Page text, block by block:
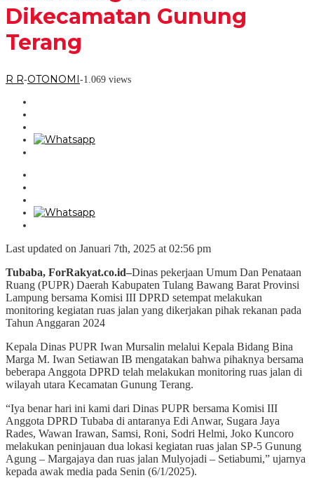
Dikecamatan Gunung
Terang
R R-OTONOMI-1.069 views
Last updated on Januari 7th, 2025 at 02:56 pm
Tubaba, ForRakyat.co.id–Dinas pekerjaan Umum Dan Penataan
Ruang (PUPR) Daerah Kabupaten Tulang Bawang Barat Provinsi
Lampung bersama Komisi III DPRD setempat melakukan
monitoring kegiatan ruas jalan yang dikerjakan pihak rekanan pada
Tahun Anggaran 2024
Kepala Dinas PUPR Iwan Mursalin melalui Kepala Bidang Bina
Marga M. Iwan Setiawan IB mengatakan bahwa pihaknya bersama
beberapa Anggota DPRD telah melakukan monitoring ruas jalan di
wilayah utara Kecamatan Gunung Terang.
“Iya benar hari ini kami dari Dinas PUPR bersama Komisi III
Anggota DPRD Tubaba di antaranya Edi Anwar, Sugara Jaya
Rades, Wawan Irawan, Samsi, Roni, Sodri Helmi, Joko Kuncoro
melakukan peninjauan dua lokasi kegiatan ruas jalan SP-5 Gunung
Agung – Margajaya dan ruas jalan Mulyojadi – Setiabumi,” ujarnya
kepada awak media pada Senin (6/1/2025).